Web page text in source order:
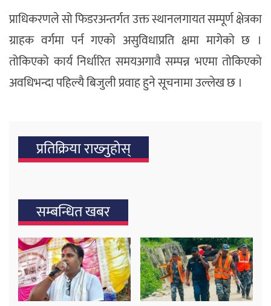
प्राधिकरणले सो फिडरअन्तर्गत उक्त स्थानलगायत सम्पूर्ण क्षेत्रका
ग्राहक वर्गमा पर्न गएको असुविधाप्रति क्षमा मागेको छ ।
तोकिएको कार्य निर्धारित समयअगावै सम्पन्न भएमा तोकिएको
अवधिभन्दा पहिल्यै बिजुली प्रवाह हुने सूचनामा उल्लेख छ ।
प्रतिक्रिया राख्‍नुहोस्
सम्बन्धित खबर